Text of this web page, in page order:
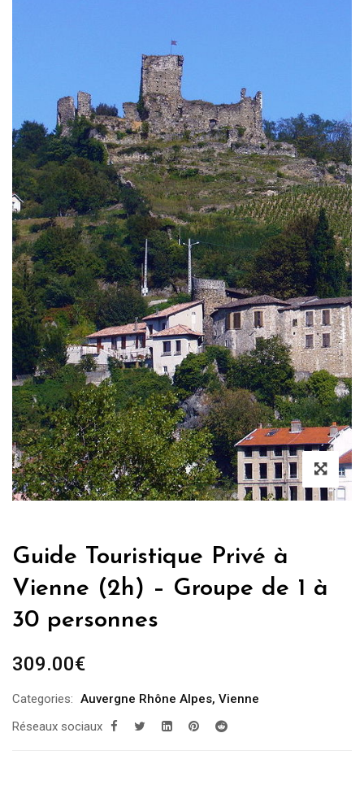
Guide Touristique Privé à
Vienne (2h) – Groupe de 1 à
30 personnes
309.00€
Categories: Auvergne Rhône Alpes, Vienne
Réseaux sociaux